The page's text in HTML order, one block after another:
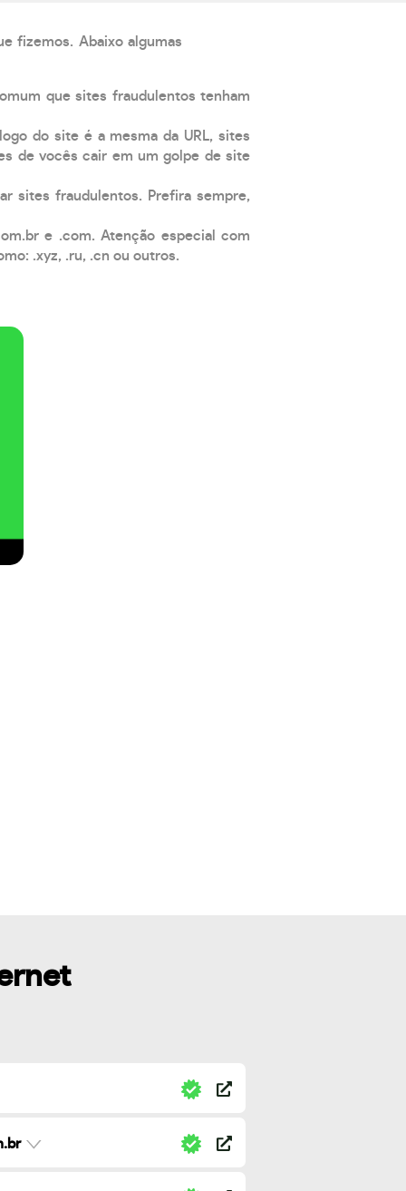
fizemos. Abaixo algumas
que sites fraudulentos tenham
do site é a mesma da URL, sites
de vocês cair em um golpe de site
sites fraudulentos. Prefira sempre,
e .com. Atenção especial com
.xyz, .ru, .cn ou outros.